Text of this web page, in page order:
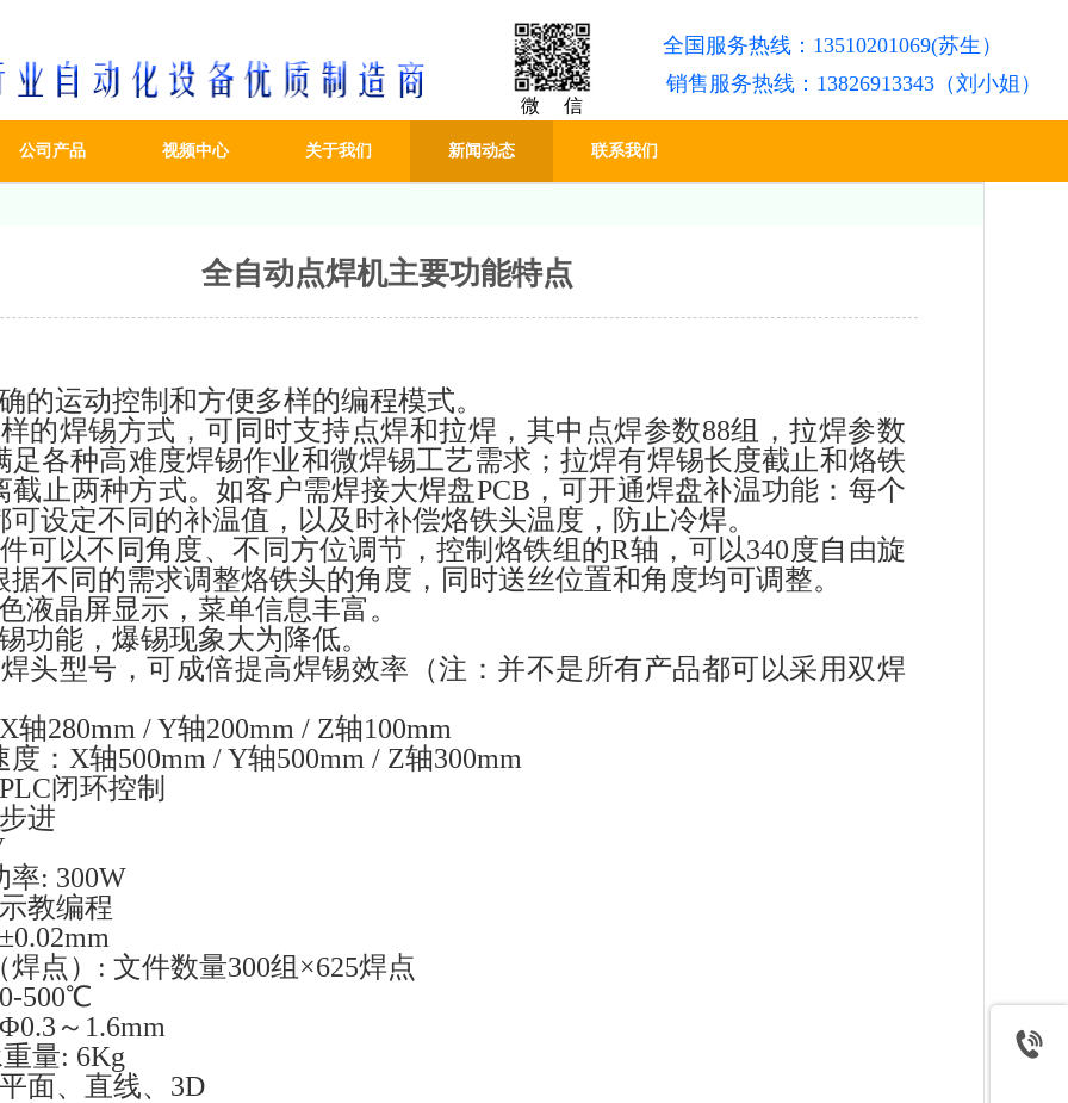
全国服务热线：13510201069(苏生）
销售服务热线：13826913343（刘小姐）
微 信
公司产品 视频中心 关于我们 新闻动态 联系我们
全自动点焊机主要功能特点
的运动控制和方便多样的编程模式。
的焊锡方式，可同时支持点焊和拉焊，其中点焊参数88组，拉焊参数
足各种高难度焊锡作业和微焊锡工艺需求；拉焊有焊锡长度截止和烙铁
截止两种方式。如客户需焊接大焊盘PCB，可开通焊盘补温功能：每个
可设定不同的补温值，以及时补偿烙铁头温度，防止冷焊。
可以不同角度、不同方位调节，控制烙铁组的R轴，可以340度自由旋
据不同的需求调整烙铁头的角度，同时送丝位置和角度均可调整。
液晶屏显示，菜单信息丰富。
功能，爆锡现象大为降低。
头型号，可成倍提高焊锡效率（注：并不是所有产品都可以采用双焊
轴280mm / Y轴200mm / Z轴100mm
： X轴500mm / Y轴500mm / Z轴300mm
闭环控制
进
率: 300W
教编程
点） : 文件数量300组×625焊点
500℃
～1.6mm
量: 6Kg
面、直线、3D